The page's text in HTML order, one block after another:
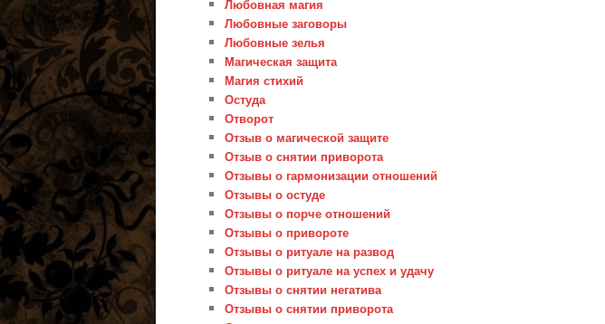
Любовная магия
Любовные заговоры
Любовные зелья
Магическая защита
Магия стихий
Остуда
Отворот
Отзыв о магической защите
Отзыв о снятии приворота
Отзывы о гармонизации отношений
Отзывы о остуде
Отзывы о порче отношений
Отзывы о привороте
Отзывы о ритуале на развод
Отзывы о ритуале на успех и удачу
Отзывы о снятии негатива
Отзывы о снятии приворота